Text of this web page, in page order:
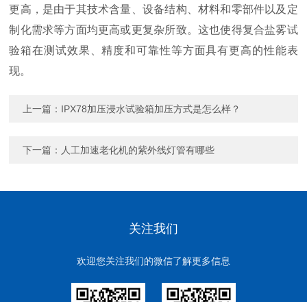
更高，是由于其技术含量、设备结构、材料和零部件以及定
制化需求等方面均更高或更复杂所致。这也使得复合盐雾试
验箱在测试效果、精度和可靠性等方面具有更高的性能表
现。
上一篇： IPX78加压浸水试验箱加压方式是怎么样？
下一篇： 人工加速老化机的紫外线灯管有哪些
关注我们
欢迎您关注我们的微信了解更多信息